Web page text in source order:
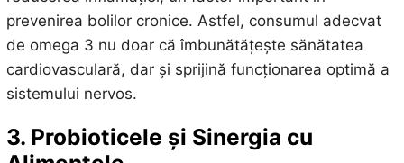
prevenirea bolilor cronice. Astfel, consumul adecvat
de omega 3 nu doar că îmbunătățește sănătatea
cardiovasculară, dar și sprijină funcționarea optimă a
sistemului nervos.
3. Probioticele și Sinergia cu